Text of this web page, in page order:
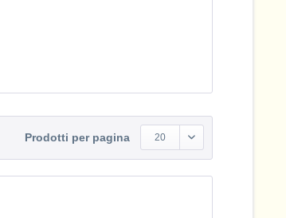
Prodotti per pagina 20